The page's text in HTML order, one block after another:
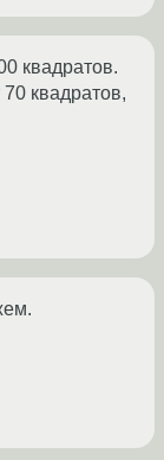
квадратов.
квадратов,